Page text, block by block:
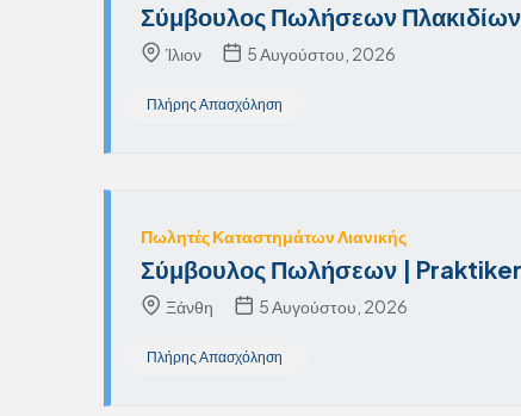
Σύμβουλος Πωλήσεων Πλακιδίων
Ίλιον 5 Αυγούστου, 2026
Πλήρης Απασχόληση
Πωλητές Καταστημάτων Λιανικής
Σύμβουλος Πωλήσεων | Praktiker
Ξάνθη 5 Αυγούστου, 2026
Πλήρης Απασχόληση